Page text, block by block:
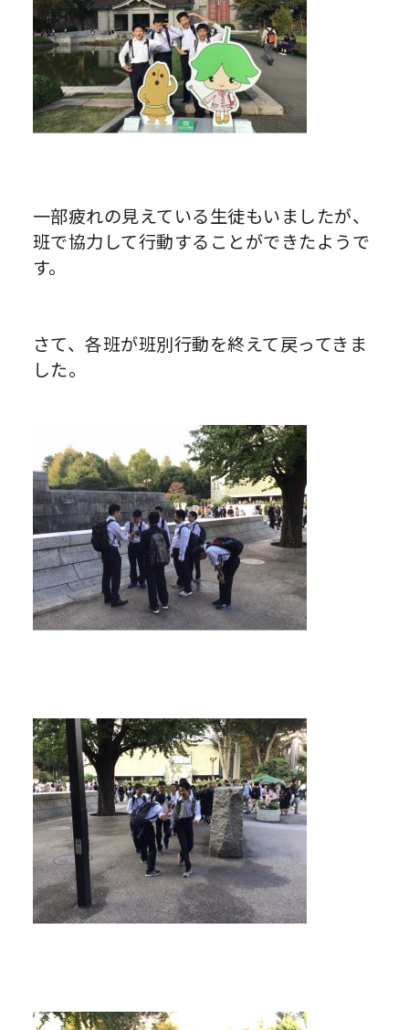
一部疲れの見えている生徒もいましたが、
班で協力して行動することができたようで
す。
さて、各班が班別行動を終えて戻ってきま
した。